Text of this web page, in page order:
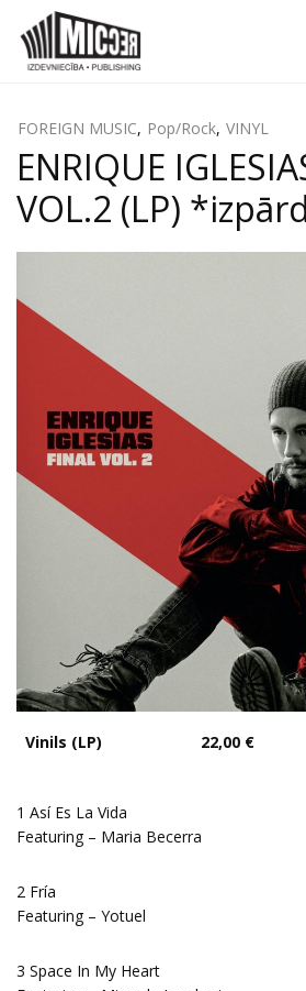
FOREIGN MUSIC, Pop/Rock, VINYL
ENRIQUE
VOL.2 (LP)
Vinils (LP) 22,00 €
1 Así Es La Vida
Featuring – Maria Becerra
2 Fría
Featuring – Yotuel
3 Space In My Heart